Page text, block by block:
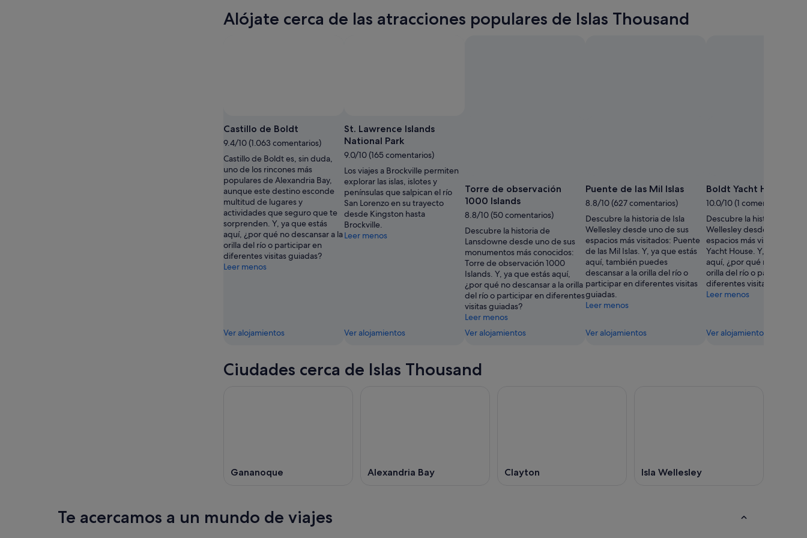
Alójate cerca de las atracciones populares de Islas Thousand
Castillo de Boldt
9.4/10 (1.063 comentarios)
Castillo de Boldt es, sin duda,
uno de los rincones más
populares de Alexandria Bay,
aunque este destino esconde
multitud de lugares y
actividades que seguro que te
sorprenden. Y, ya que estás
aquí, ¿por qué no descansar a la
orilla del río o participar en
diferentes visitas guiadas?
Leer menos
Ver alojamientos
St. Lawrence Islands
National Park
9.0/10 (165 comentarios)
Los viajes a Brockville permiten
explorar las islas, islotes y
penínsulas que salpican el río
San Lorenzo en su trayecto
desde Kingston hasta
Brockville.
Leer menos
Ver alojamientos
Torre de observación
1000 Islands
8.8/10 (50 comentarios)
Descubre la historia de
Lansdowne desde uno de sus
monumentos más conocidos:
Torre de observación 1000
Islands. Y, ya que estás aquí,
¿por qué no descansar a la orilla
del río o participar en diferentes
visitas guiadas?
Leer menos
Ver alojamientos
Puente de las Mil Islas
8.8/10 (627 comentarios)
Descubre la historia de Isla
Wellesley desde uno de sus
espacios más visitados: Puente
de las Mil Islas. Y, ya que estás
aquí, también puedes
descansar a la orilla del río o
participar en diferentes visitas
guiadas.
Leer menos
Ver alojamientos
Boldt Yacht House
10.0/10 (1 comentario)
Descubre la historia local
Wellesley desde uno de
espacios más visitados:
Yacht House. Y, ya que
aquí, ¿por qué no
orilla del río o participar en
diferentes visitas guiadas?
Leer menos
Ver alojamientos
Ciudades cerca de Islas Thousand
Gananoque Alexandria Bay Clayton Isla Wellesley
Te acercamos a un mundo de viajes